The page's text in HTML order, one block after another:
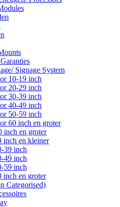
Signage System
10-19 inch
20-29 inch
30-39 inch
40-49 inch
50-59 inch
60 inch en groter
en groter
en kleiner
39 inch
49 inch
59 inch
en groter
Categorised)